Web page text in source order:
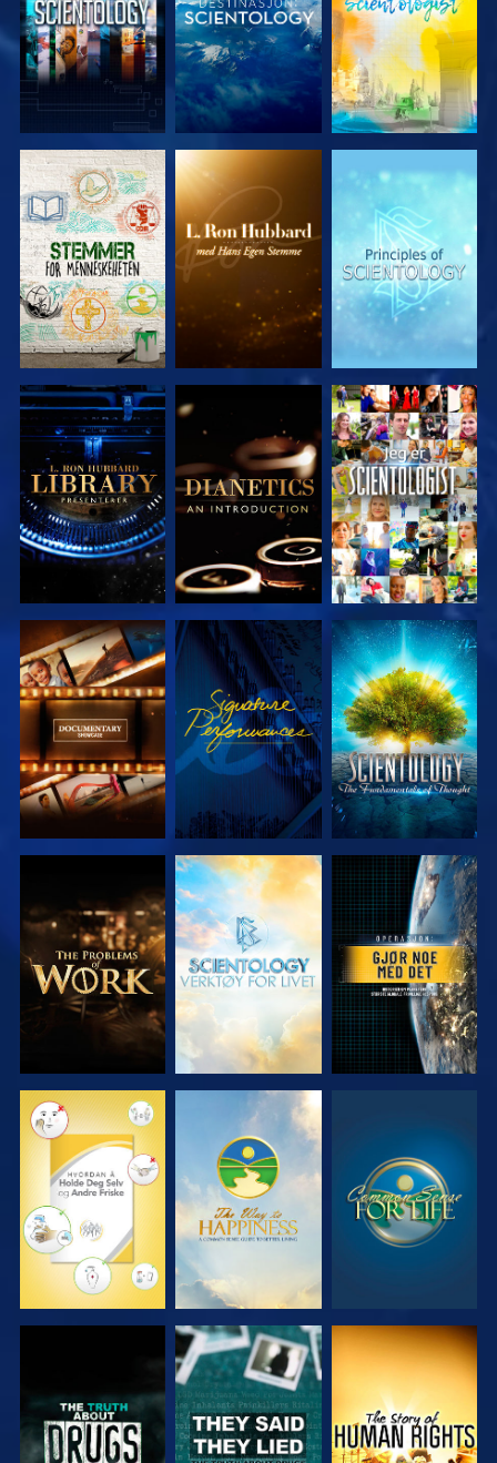
UTFORSK
SERIEN
UTFORSK
SERIEN
UTFORSK
SERIEN
UTFORSK
SERIEN
UTFORSK
SERIEN
SE
UTFORSK
SERIEN
SE
UTFORSK
SERIEN
UTFORSK
SERIEN
UTFORSK
SERIEN
SE
SE SE SE
SE SE